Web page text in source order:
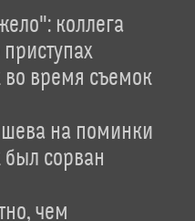
коллега
время съемок
на поминки
сорван
чем